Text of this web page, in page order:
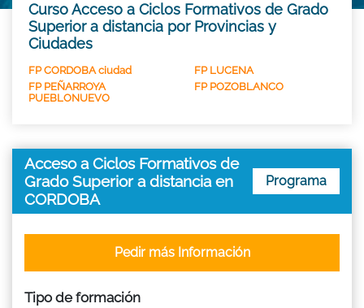
Curso Acceso a Ciclos Formativos de Grado
Superior a distancia por Provincias y
Ciudades
FP CORDOBA ciudad
FP LUCENA
FP PEÑARROYA
PUEBLONUEVO
FP POZOBLANCO
Acceso a Ciclos Formativos de
Grado Superior a distancia en
CORDOBA
Programa
Tipo de formación
Pedir más Información